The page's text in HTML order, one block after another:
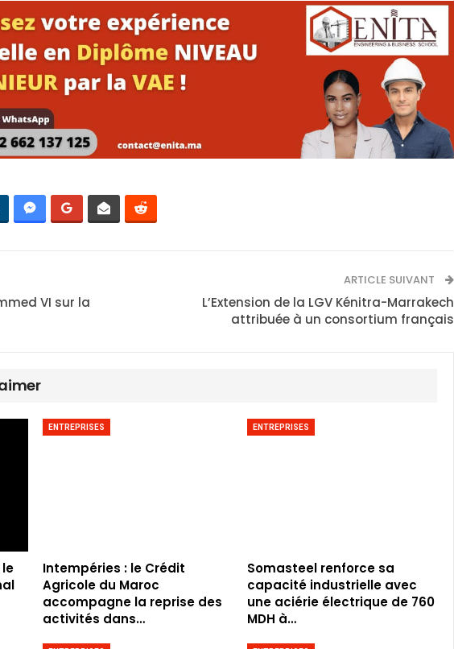
VI sur la
ARTICLE SUIVANT
L’Extension de la LGV Kénitra-Marrakech
attribuée à un consortium français
ENTREPRISES
Intempéries : le Crédit
Agricole du Maroc
accompagne la reprise des
activités dans…
ENTREPRISES
Somasteel renforce sa
capacité industrielle avec
une aciérie électrique de 760
MDH à…